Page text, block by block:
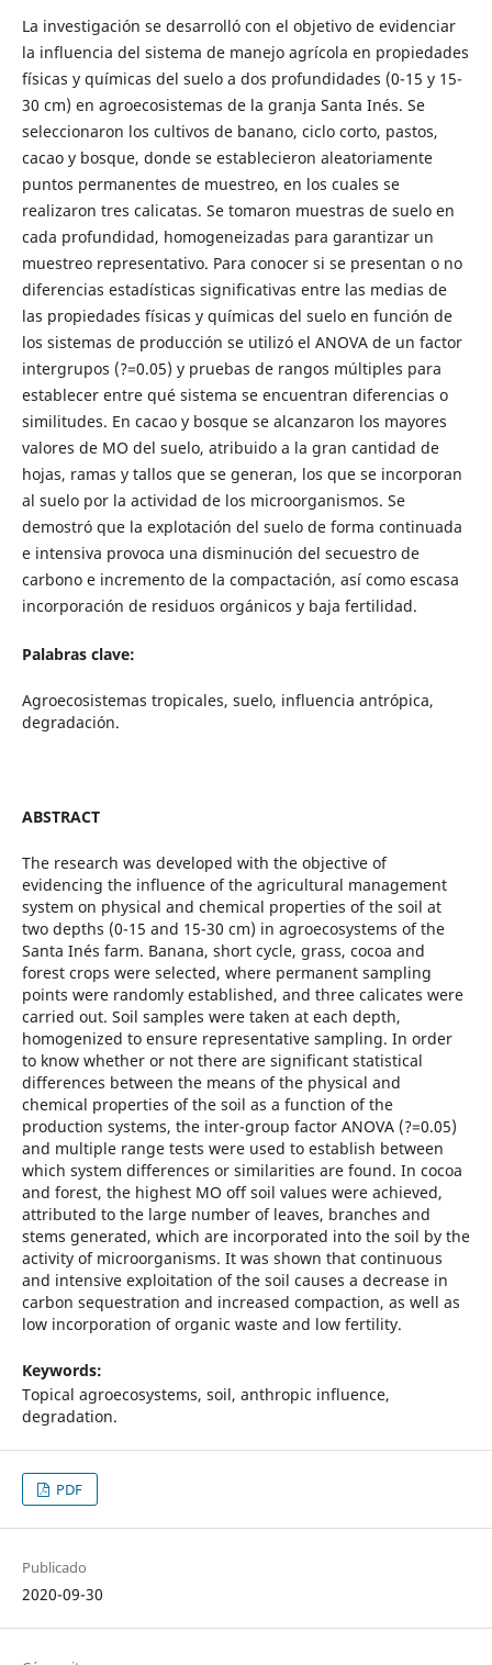
La investigación se desarrolló con el objetivo de evidenciar
la influencia del sistema de manejo agrícola en propiedades
físicas y químicas del suelo a dos profundidades (0-15 y 15-
30 cm) en agroecosistemas de la granja Santa Inés. Se
seleccionaron los cultivos de banano, ciclo corto, pastos,
cacao y bosque, donde se establecieron aleatoriamente
puntos permanentes de muestreo, en los cuales se
realizaron tres calicatas. Se tomaron muestras de suelo en
cada profundidad, homogeneizadas para garantizar un
muestreo representativo. Para conocer si se presentan o no
diferencias estadísticas significativas entre las medias de
las propiedades físicas y químicas del suelo en función de
los sistemas de producción se utilizó el ANOVA de un factor
intergrupos (?=0.05) y pruebas de rangos múltiples para
establecer entre qué sistema se encuentran diferencias o
similitudes. En cacao y bosque se alcanzaron los mayores
valores de MO del suelo, atribuido a la gran cantidad de
hojas, ramas y tallos que se generan, los que se incorporan
al suelo por la actividad de los microorganismos. Se
demostró que la explotación del suelo de forma continuada
e intensiva provoca una disminución del secuestro de
carbono e incremento de la compactación, así como escasa
incorporación de residuos orgánicos y baja fertilidad.
Palabras clave:
Agroecosistemas tropicales, suelo, influencia antrópica,
degradación.
ABSTRACT
The research was developed with the objective of
evidencing the influence of the agricultural management
system on physical and chemical properties of the soil at
two depths (0-15 and 15-30 cm) in agroecosystems of the
Santa Inés farm. Banana, short cycle, grass, cocoa and
forest crops were selected, where permanent sampling
points were randomly established, and three calicates were
carried out. Soil samples were taken at each depth,
homogenized to ensure representative sampling. In order
to know whether or not there are significant statistical
differences between the means of the physical and
chemical properties of the soil as a function of the
production systems, the inter-group factor ANOVA (?=0.05)
and multiple range tests were used to establish between
which system differences or similarities are found. In cocoa
and forest, the highest MO off soil values were achieved,
attributed to the large number of leaves, branches and
stems generated, which are incorporated into the soil by the
activity of microorganisms. It was shown that continuous
and intensive exploitation of the soil causes a decrease in
carbon sequestration and increased compaction, as well as
low incorporation of organic waste and low fertility.
Keywords:
Topical agroecosystems, soil, anthropic influence,
degradation.
PDF
Publicado
2020-09-30